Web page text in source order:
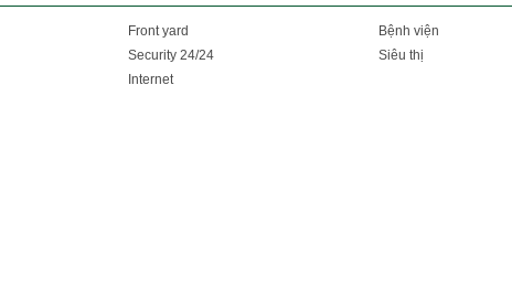
Front yard
Bệnh viện
Security 24/24
Siêu thị
Internet